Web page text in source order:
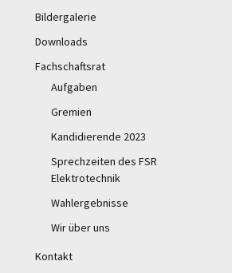
Bildergalerie
Downloads
Fachschaftsrat
Aufgaben
Gremien
Kandidierende 2023
Sprechzeiten des FSR
Elektrotechnik
Wahlergebnisse
Wir über uns
Kontakt